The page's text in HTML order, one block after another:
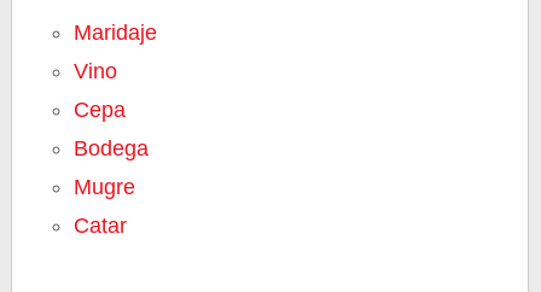
Maridaje
Vino
Cepa
Bodega
Mugre
Catar